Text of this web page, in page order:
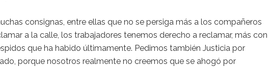
consignas, entre ellas que no se persiga más a los compañeros
a la calle, los trabajadores tenemos derecho a reclamar, más con
que ha habido últimamente. Pedimos también Justicia por
porque nosotros realmente no creemos que se ahogó por